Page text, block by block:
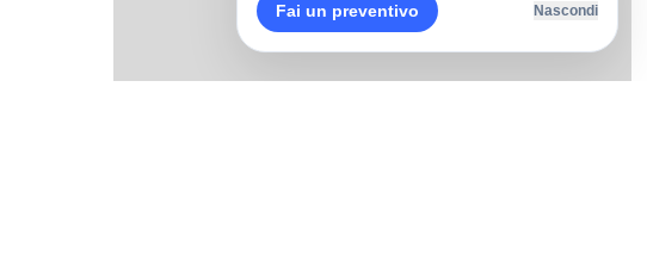
Fai un preventivo Nascondi